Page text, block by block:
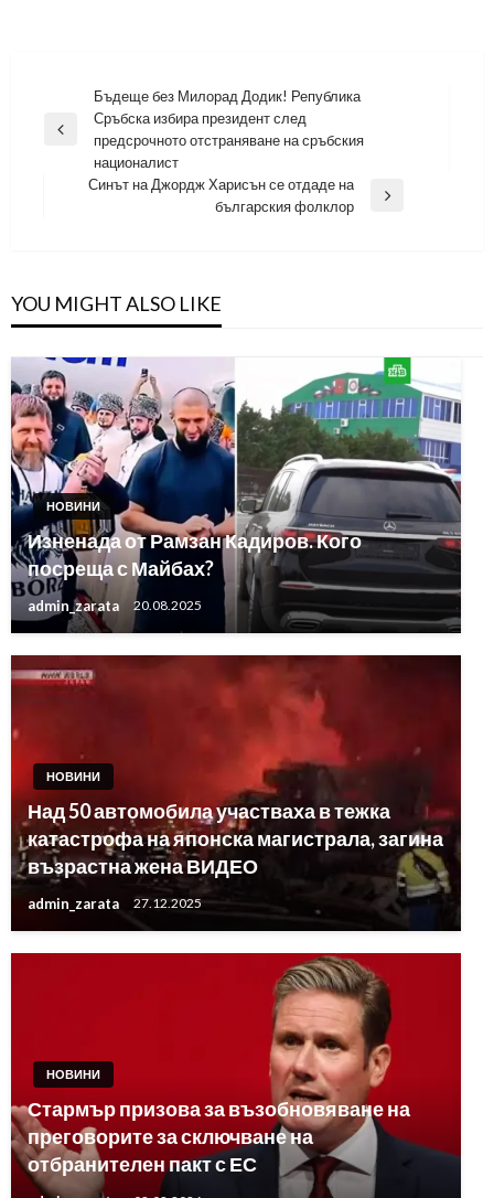
Навигация
Previous
Бъдеще без Милорад Додик! Република
Сръбска избира президент след
предсрочното отстраняване на сръбския
националист
Синът на Джордж Харисън се отдаде на
българския фолклор
YOU MIGHT ALSO LIKE
НОВИНИ
Изненада от Рамзан Кадиров. Кого
посреща с Майбах?
admin_zarata 20.08.2025
НОВИНИ
Над 50 автомобила участваха в тежка
катастрофа на японска магистрала, загина
възрастна жена ВИДЕО
admin_zarata 27.12.2025
НОВИНИ
Стармър призова за възобновяване на
преговорите за сключване на
отбранителен пакт с ЕС